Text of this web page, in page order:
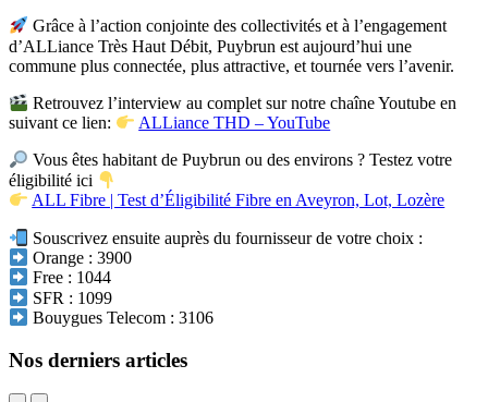
Grâce à l’action conjointe des collectivités et à l’engagement
d’ALLiance Très Haut Débit, Puybrun est aujourd’hui une
commune plus connectée, plus attractive, et tournée vers l’avenir.
Retrouvez l’interview au complet sur notre chaîne Youtube en
suivant ce lien:
ALLiance THD – YouTube
Vous êtes habitant de Puybrun ou des environs ? Testez votre
éligibilité ici
ALL Fibre | Test d’Éligibilité Fibre en Aveyron, Lot, Lozère
Souscrivez ensuite auprès du fournisseur de votre choix :
Orange : 3900
Free : 1044
SFR : 1099
Bouygues Telecom : 3106
Nos derniers articles